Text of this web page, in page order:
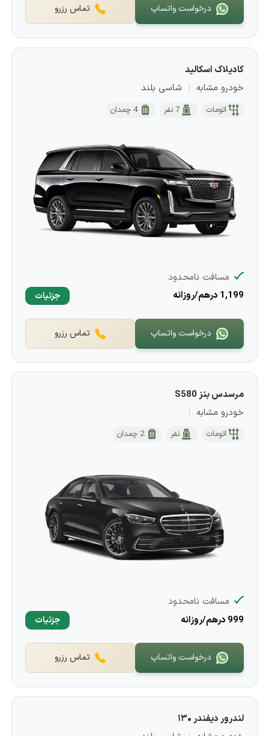
درخواست واتساپ تماس رزرو
کادیلاک اسکالید
خودرو مشابه
شاسی بلند
اتومات 7 نفر 4 چمدان
مسافت نامحدود
1,199 درهم/روزانه
جزئیات
درخواست واتساپ تماس رزرو
مرسدس بنز S580
خودرو مشابه
اتومات نفر 2 چمدان
مسافت نامحدود
999 درهم/روزانه
جزئیات
درخواست واتساپ تماس رزرو
لندرور دیفندر ۱۳۰